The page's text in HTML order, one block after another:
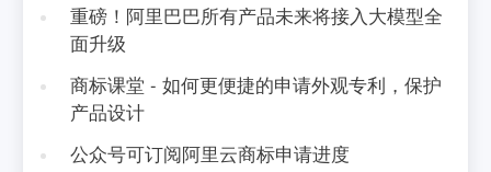
重磅！阿里巴巴所有产品未来将接入大模型全
面升级
商标课堂 - 如何更便捷的申请外观专利，保护
产品设计
公众号可订阅阿里云商标申请进度